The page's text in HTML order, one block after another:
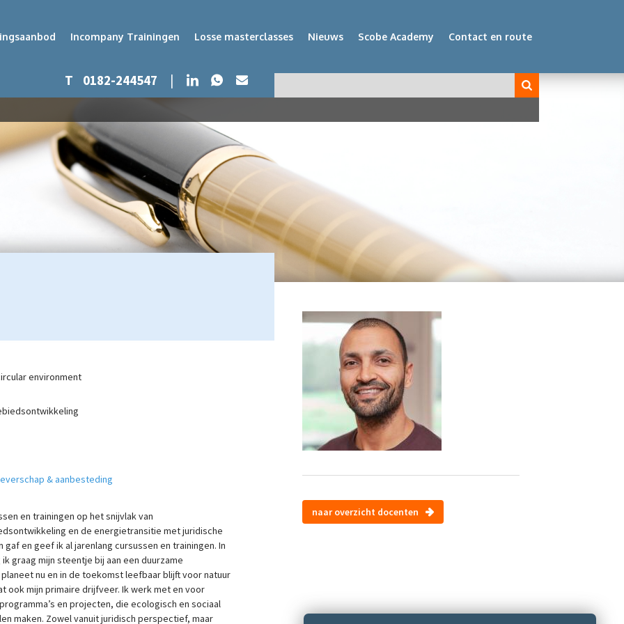
Incompany Trainingen Losse masterclasses Nieuws Scobe Academy Contact en route
T 0182-244547 | LinkedInWhatsapp
environment
& aanbesteding
en trainingen op het snijvlak van
en de energietransitie met juridische
en geef ik al jarenlang cursussen en trainingen. In
graag mijn steentje bij aan een duurzame
nu en in de toekomst leefbaar blijft voor natuur
ook mijn primaire drijfveer. Ik werk met en voor
en projecten, die ecologisch en sociaal
maken. Zowel vanuit juridisch perspectief, maar
naar overzicht docenten